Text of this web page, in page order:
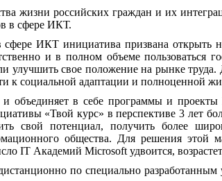
жизни российских граждан и их
в сфере ИКТ.
сфере ИКТ инициатива призвана
и в полном объеме пользоваться
улучшить свое положение на рынке
к социальной адаптации и полноценной
и объединяет в себе программы и
«Твой курс» в перспективе 3 лет
свой потенциал, получить более
общества. Для решения этой
IT Академий Microsoft удвоится,
по специально